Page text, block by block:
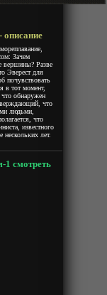
Зачем
вершины? Разве
Эверест для
почувствовать
в тот момент,
что обнаружен
что
людьми,
что
известного
лет.
смотреть